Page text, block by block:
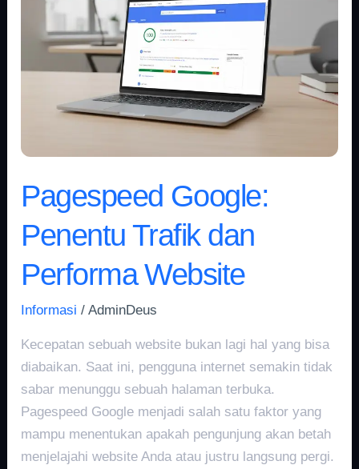
Pagespeed Google:
Penentu Trafik dan
Performa Website
Informasi /AdminDeus
Kecepatan sebuah website bukan lagi hal yang bisa
diabaikan. Saat ini, pengguna internet semakin tidak
sabar menunggu sebuah halaman terbuka.
Pagespeed Google menjadi salah satu faktor yang
mampu menentukan apakah pengunjung akan betah
menjelajahi website Anda atau justru langsung pergi.
Penentu
Trafik
Website